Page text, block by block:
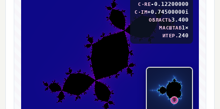
C·RE-0.12200000
C·IM+0.74500000i
ОБЛАСТЬ3.400
МАСШТАБ1×
ИТЕР.240
⊕ ВЫБРАТЬ C НА МАНДЕЛЬБРОТЕ